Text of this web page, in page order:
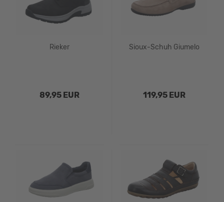
Rieker
89,95 EUR
Sioux-Schuh Giumelo
119,95 EUR